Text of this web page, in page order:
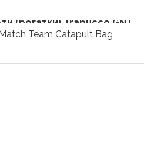
(рогатки) Trabucco GNT...
Team Catapult Bag